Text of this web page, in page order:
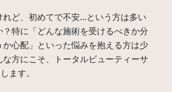
れど、初めてで不安…という方は多い
特に「どんな施術を受けるべきか分
心配」といった悩みを抱える方は少
方にこそ、トータルビューティーサ
ます。